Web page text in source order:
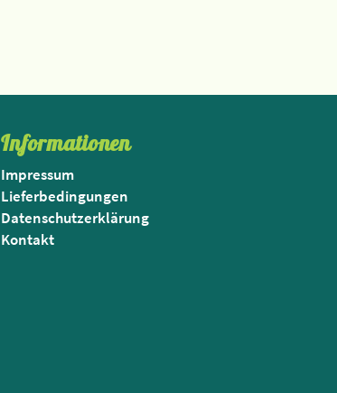
Informationen
Impressum
Lieferbedingungen
Datenschutzerklärung
Kontakt